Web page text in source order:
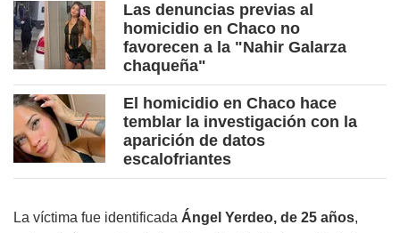
Las denuncias previas al
homicidio en Chaco no
favorecen a la "Nahir Galarza
chaqueña"
El homicidio en Chaco hace
temblar la investigación con la
aparición de datos
escalofriantes
La víctima fue identificada Ángel Yerdeo, de 25 años,